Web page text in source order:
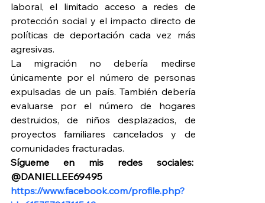
laboral, el limitado acceso a redes de
protección social y el impacto directo de
políticas de deportación cada vez más
agresivas.
La migración no debería medirse
únicamente por el número de personas
expulsadas de un país. También debería
evaluarse por el número de hogares
destruidos, de niños desplazados, de
proyectos familiares cancelados y de
comunidades fracturadas.
Sígueme en mis redes sociales:
https://www.facebook.com/profile.php?